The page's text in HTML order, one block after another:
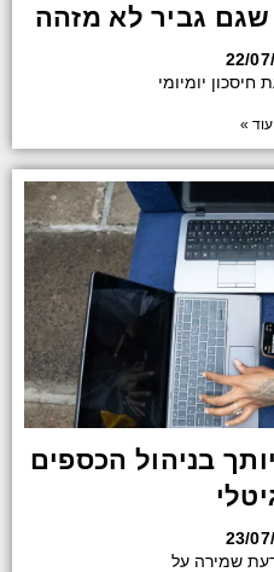
שגם גביר לא מזהה
22/
יומיומי
»
בניהול הכספים
23/
שמירה על